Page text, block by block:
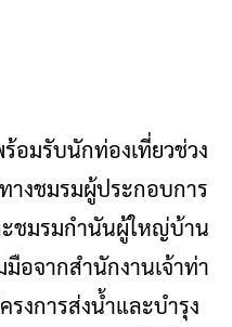
อมรับนักท่องเที่ยวช่วง
างชมรมผู้ประกอบการ
ะชมรมกำนันผู้ใหญ่บ้าน
อจากสำนักงานเจ้าท่า
รงการส่งน้ำและบำรุง